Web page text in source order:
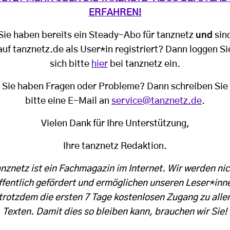
ERFAHREN!
haben bereits ein Steady-Abo für tanznetz und
tanznetz.de als User*in registriert? Dann loggen
sich bitte hier bei tanznetz ein.
Sie haben Fragen oder Probleme? Dann schreiben Sie
bitte eine E-Mail an service@tanznetz.de.
Vielen Dank für Ihre Unterstützung,
Ihre tanznetz Redaktion.
ist ein Fachmagazin im Internet. Wir werden
gefördert und ermöglichen unseren
die ersten 7 Tage kostenlosen Zugang zu
Texten. Damit dies so bleiben kann, brauchen wir Sie!